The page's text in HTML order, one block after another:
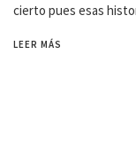
cierto pues esas
LEER MÁS